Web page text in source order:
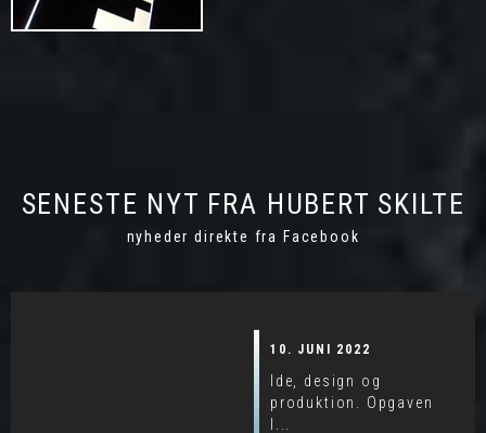
SENESTE NYT FRA HUBERT SKILTE
nyheder direkte fra Facebook
10. JUNI 2022
Ide, design og
produktion. Opgaven